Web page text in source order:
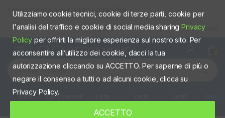
Spedizioni gratis per ordini sopra 100€
Negozio fisico Shop Mio account
Cerca:
Lenti
Lenti mensili
Utilizziamo cookie tecnici, cookie di terze parti, cookie per
l'analisi del traffico e cookie di social media sharingPrivacy
Policy per offrirti la migliore esperienza sul nostro sito. Per
acconsentire all’utilizzo dei cookie, dacci la tua
autorizzazione cliccando su ACCETTO. Per saperne di più o
negare il consenso a tutti o ad alcuni cookie, clicca su
Privacy Policy.
ACCETTO